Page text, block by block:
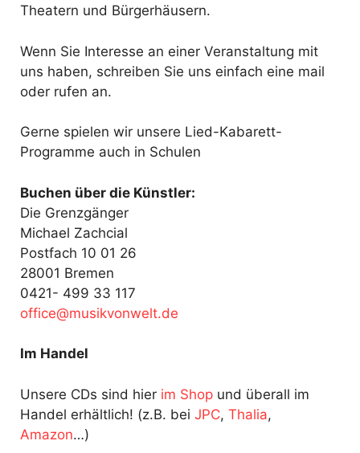
Theatern und Bürgerhäusern.
Wenn Sie Interesse an einer Veranstaltung mit
uns haben, schreiben Sie uns einfach eine mail
oder rufen an.
Gerne spielen wir unsere Lied-Kabarett-
Programme auch in Schulen
Buchen über die Künstler:
Die Grenzgänger
Michael Zachcial
Postfach 10 01 26
28001 Bremen
0421- 499 33 117
ed.tl
ewnov
kisum
@ecif
fo
Im Handel
Unsere CDs sind hier im Shop und überall im
Handel erhältlich! (z.B. bei JPC, Thalia,
Amazon…)